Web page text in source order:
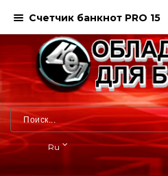
Ru
Счетчик банкнот PRO 15